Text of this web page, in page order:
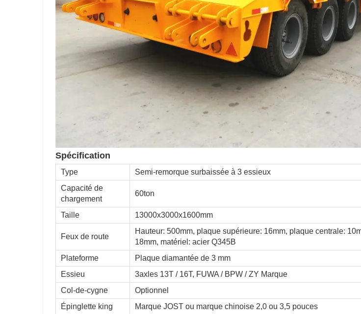
Spécification
Type
Semi-remorque surbaissée à 3 essieux
Capacité de
chargement
60ton
Taille 13000x3000x1600mm
Feux de route
Hauteur: 500mm, plaque supérieure: 16mm, plaque centrale:
18mm, matériel: acier Q345B
Plateforme
Plaque diamantée de 3 mm
Essieu
3axles 13T / 16T, FUWA / BPW / ZY Marque
Col-de-cygne
Optionnel
Épinglette king
Marque JOST ou marque chinoise 2,0 ou 3,5 pouces